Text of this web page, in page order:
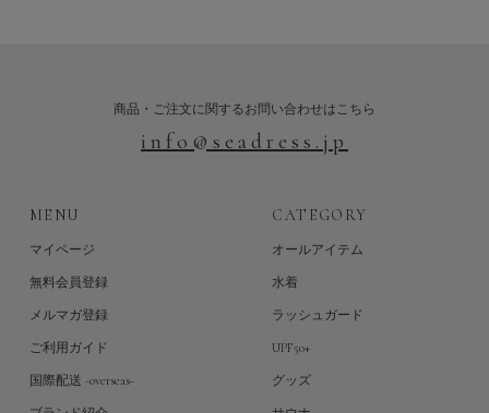
商品・ご注文に関するお問い合わせはこちら
info@seadress.jp
MENU
マイページ
無料会員登録
メルマガ登録
ご利用ガイド
国際配送 -overseas-
CATEGORY
オールアイテム
水着
ラッシュガード
UPF50+
グッズ